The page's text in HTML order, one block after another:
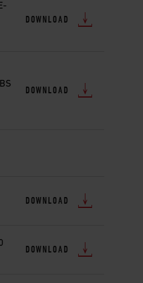
DOWNLOAD
DOWNLOAD
DOWNLOAD
DOWNLOAD